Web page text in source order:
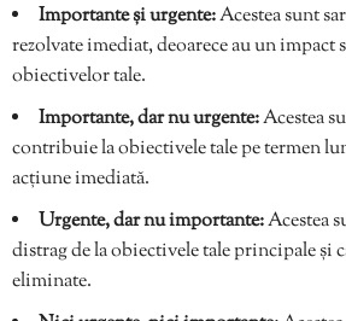
Importante și urgente:Acestea sunt
rezolvate imediat, deoarece au un impact
obiectivelor tale.
Importante, dar nu urgente:Acestea
contribuie la obiectivele tale pe termen
acțiune imediată.
Urgente, dar nu importante:Acestea
distrag de la obiectivele tale principale și
eliminate.